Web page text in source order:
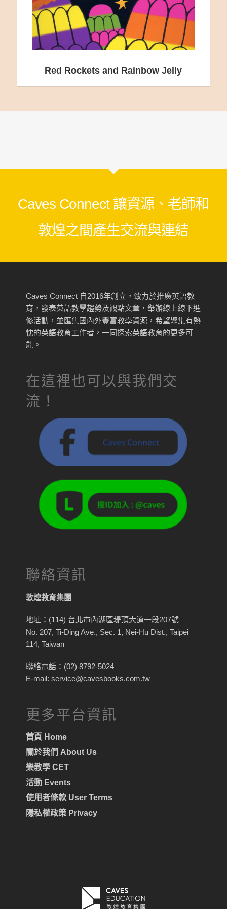
Red Rockets and Rainbow Jelly
Caves Connect 讓資源、老師和
敦煌之間產生交流與連結
Caves Connect 自2016年創立，致力於推廣英語教
育，發表英語教學趨勢及觀點文章，舉辦線上線下進
修活動，並匯集國內外豐富教學資源，希望聚集有熱
忱的英語教育工作者，一同探索英語教育的更多可
能。
在這裡也可以與我們交
流！
聯絡資訊
敦煌教育集團
地址：(114) 台北市內湖區堤頂大道一段207號
No. 207, Ti-Ding Ave., Sec. 1, Nei-Hu Dist., Taipei
114, Taiwan
聯絡電話：(02) 8792-5024
E-mail: service@cavesbooks.com.tw
更多平台資訊
首頁 Home
關於我們 About Us
樂教學 CET
活動 Events
使用者條款 User Terms
隱私權政策 Privacy